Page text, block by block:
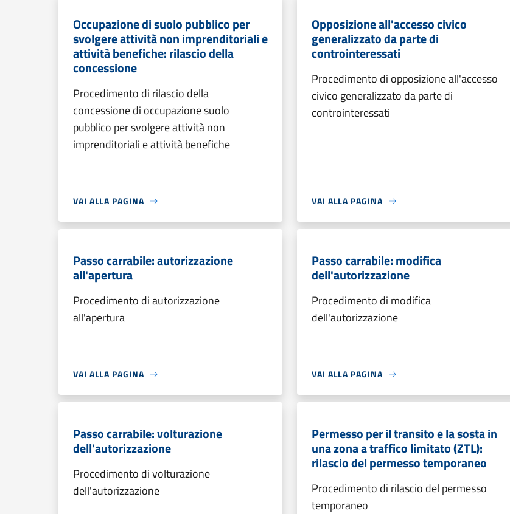
Occupazione di suolo pubblico per
svolgere attività non imprenditoriali e
attività benefiche: rilascio della
concessione
Procedimento di rilascio della
concessione di occupazione suolo
pubblico per svolgere attività non
imprenditoriali e attività benefiche
VAI ALLA PAGINA
Opposizione all'accesso civico
generalizzato da parte di
controinteressati
Procedimento di opposizione all'accesso
civico generalizzato da parte di
controinteressati
VAI ALLA PAGINA
Passo carrabile: autorizzazione
all'apertura
Procedimento di autorizzazione
all'apertura
VAI ALLA PAGINA
Passo carrabile: modifica
dell'autorizzazione
Procedimento di modifica
dell'autorizzazione
VAI ALLA PAGINA
Passo carrabile: volturazione
dell'autorizzazione
Procedimento di volturazione
dell'autorizzazione
Permesso per il transito e la sosta in
una zona a traffico limitato (ZTL):
rilascio del permesso temporaneo
Procedimento di rilascio del permesso
temporaneo